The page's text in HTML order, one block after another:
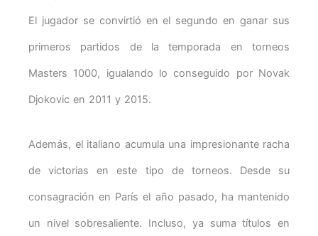
El jugador se convirtió en el segundo en ganar sus
primeros partidos de la temporada en torneos
Masters 1000, igualando lo conseguido por Novak
Djokovic en 2011 y 2015.
Además, el italiano acumula una impresionante racha
de victorias en este tipo de torneos. Desde su
consagración en París el año pasado, ha mantenido
un nivel sobresaliente. Incluso, ya suma títulos en